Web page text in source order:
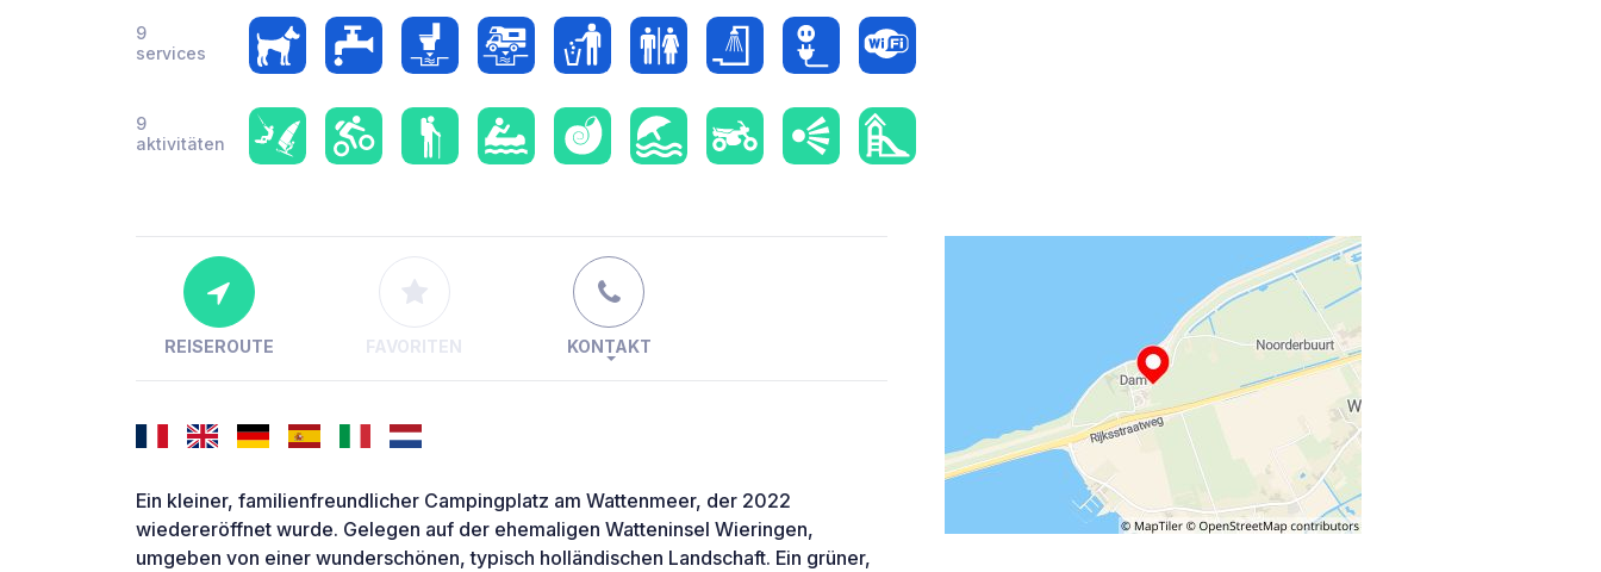
9
services
9
aktivitäten
REISEROUTE FAVORITEN KONTAKT
Ein kleiner, familienfreundlicher Campingplatz am Wattenmeer, der 2022
wiedereröffnet wurde. Gelegen auf der ehemaligen Watteninsel Wieringen,
umgeben von einer wunderschönen, typisch holländischen Landschaft. Ein grüner,